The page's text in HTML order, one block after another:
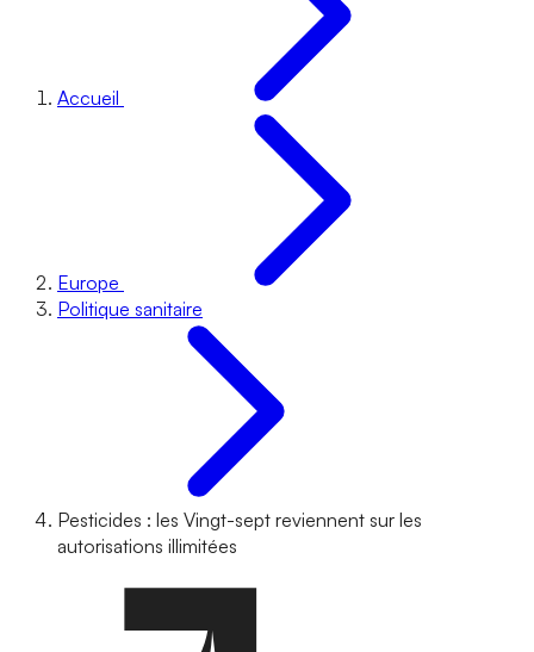
Accueil
Europe
Politique sanitaire
Pesticides : les Vingt-sept reviennent sur les
autorisations illimitées